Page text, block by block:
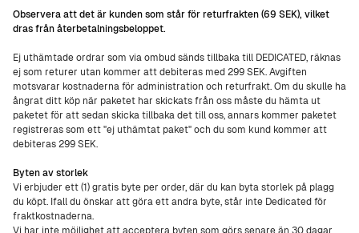
Observera att det är kunden som står för returfrakten (69 SEK), vilket
dras från återbetalningsbeloppet.
Ej uthämtade ordrar som via ombud sänds tillbaka till DEDICATED, räknas
ej som returer utan kommer att debiteras med 299 SEK. Avgiften
motsvarar kostnaderna för administration och returfrakt. Om du skulle ha
ångrat ditt köp när paketet har skickats från oss måste du hämta ut
paketet för att sedan skicka tillbaka det till oss, annars kommer paketet
registreras som ett "ej uthämtat paket" och du som kund kommer att
debiteras 299 SEK.
Byten av storlek
Vi erbjuder ett (1) gratis byte per order, där du kan byta storlek på plagg
du köpt. Ifall du önskar att göra ett andra byte, står inte Dedicated för
fraktkostnaderna.